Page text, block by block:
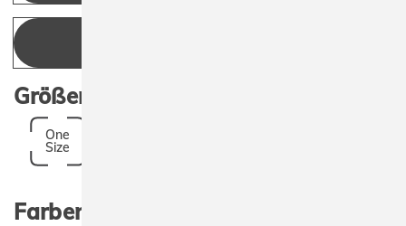
Größen:
One
Size
Farben: